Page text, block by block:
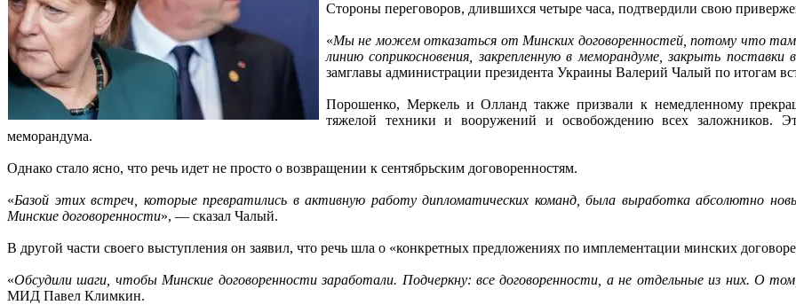
Стороны переговоров, длившихся четыре часа, подтвердили свою
«Мы не можем отказаться от Минских договоренностей, потому что
линию соприкосновения, закрепленную в меморандуме, закрыть
замглавы администрации президента Украины Валерий Чалый по итогам
Порошенко, Меркель и Олланд также призвали к немедленному
тяжелой техники и вооружений и освобождению всех заложников.
меморандума.
Однако стало ясно, что речь идет не просто о возвращении к сентябрьским договоренностям.
«Базой этих встреч, которые превратились в активную работу дипломатических команд, была выработка абсолютно
Минские договоренности», — сказал Чалый.
В другой части своего выступления он заявил, что речь шла о «конкретных предложениях по имплементации минских
«Обсудили шаги, чтобы Минские договоренности заработали. Подчеркну: все договоренности, а не отдельные из них. О
МИД Павел Климкин.